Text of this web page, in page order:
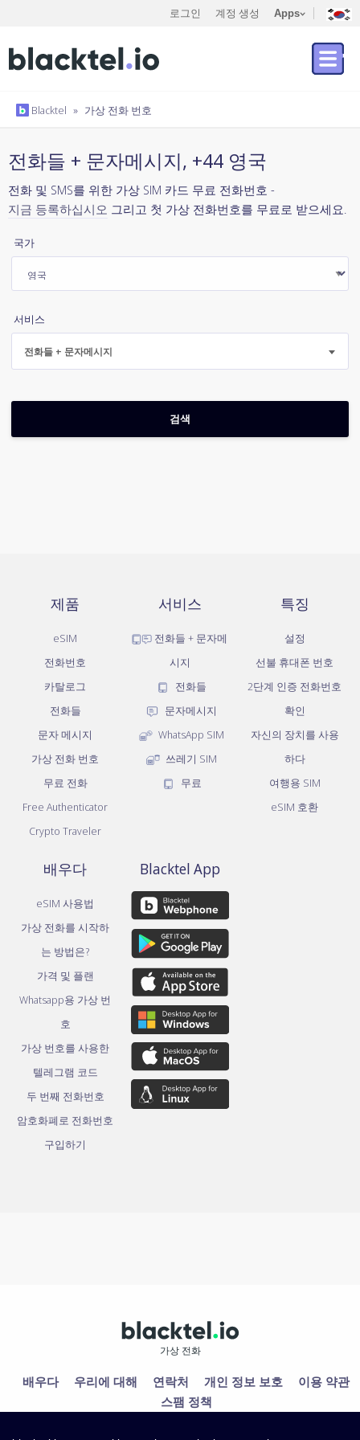
로그인 계정 생성 Apps
Blacktel » 가상 전화 번호
전화들 + 문자메시지, +44 영국
전화 및 SMS를 위한 가상 SIM 카드 무료 전화번호 -
지금 등록하십시오 그리고 첫 가상 전화번호를 무료로 받으세요.
국가
서비스
전화들 + 문자메시지
제품
eSIM
전화번호
카탈로그
전화들
문자 메시지
가상 전화 번호
무료 전화
Free Authenticator
Crypto Traveler
서비스
전화들 + 문자메
시지
전화들
문자메시지
WhatsApp SIM
쓰레기 SIM
무료
특징
설정
선불 휴대폰 번호
2단계 인증 전화번호
확인
자신의 장치를 사용
하다
여행용 SIM
eSIM 호환
배우다
eSIM 사용법
가상 전화를 시작하
는 방법은?
가격 및 플랜
Whatsapp용 가상 번
호
가상 번호를 사용한
텔레그램 코드
두 번째 전화번호
암호화폐로 전화번호
구입하기
Blacktel App
가상 전화
배우다 우리에 대해 연락처 개인 정보 보호
이용 약관
스팸 정책